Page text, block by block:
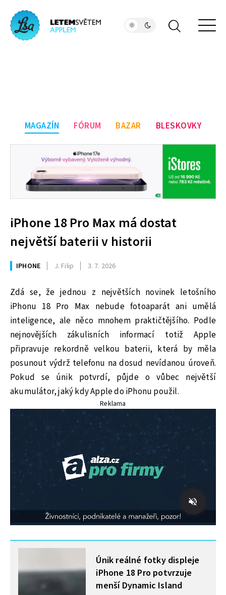
MAGAZÍN FÓRUM BAZAR BLESKOVKY
iPhone 18 Pro Max má dostat
největší baterii v historii
IPHONE J. Filip 3. 7. 2026
Zdá se, že jednou z největších novinek letošního
iPhonu 18 Pro Max nebude fotoaparát ani umělá
inteligence, ale něco mnohem praktičtějšího. Podle
nejnovějších zákulisních informací totiž Apple
připravuje rekordně velkou baterii, která by měla
posunout výdrž telefonu na dosud nevídanou úroveň.
Pokud se únik potvrdí, půjde o vůbec největší
akumulátor, jaký kdy Apple do iPhonu použil.
Reklama
MOHLO BY VÁS ZAJÍMAT
Únik reálné fotky displeje
iPhone 18 Pro potvrzuje
menší Dynamic Island